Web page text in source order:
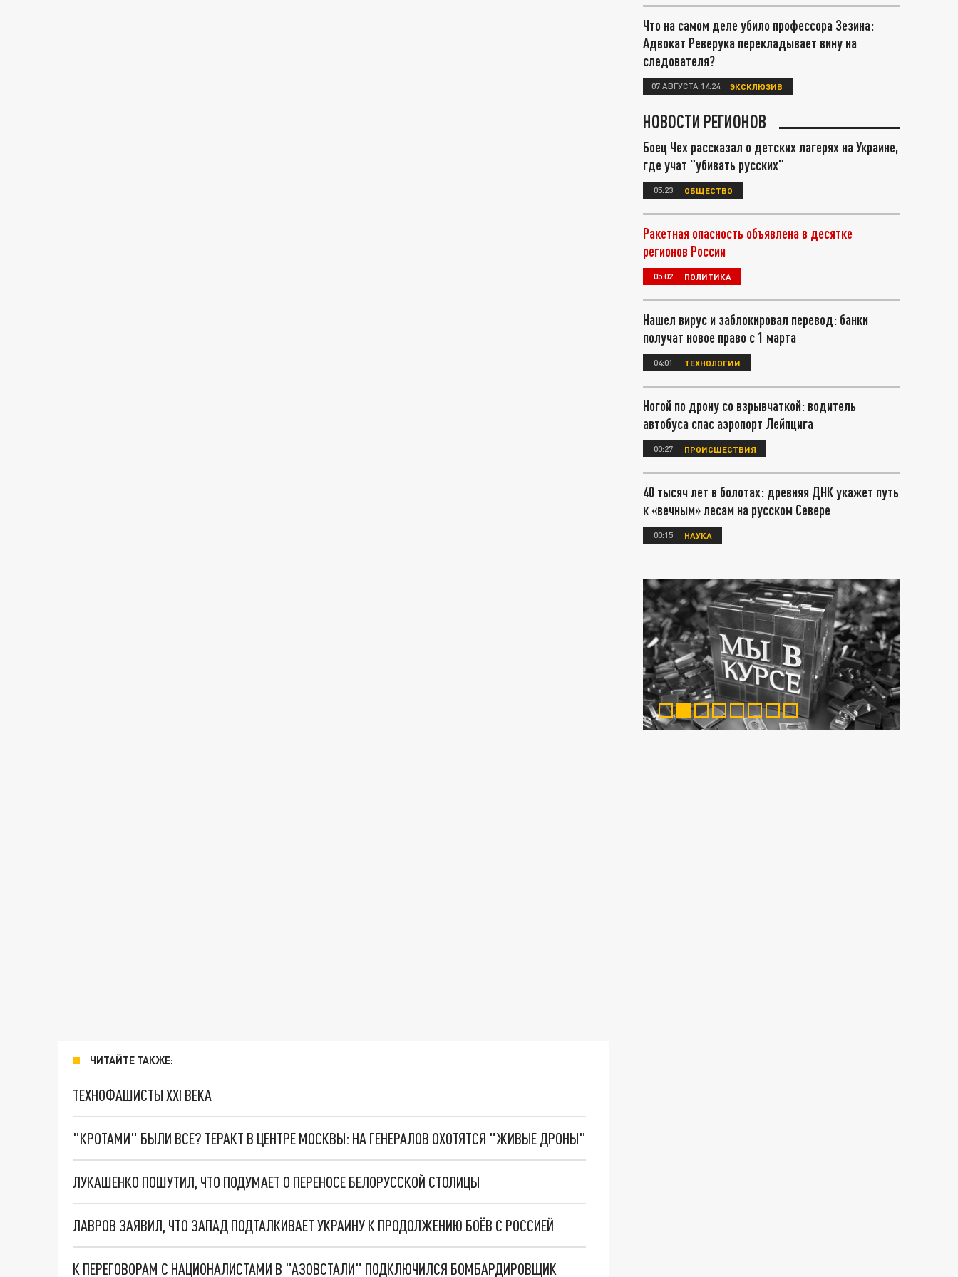
ЧИТАЙТЕ ТАКЖЕ:
ТЕХНОФАШИСТЫ XXI ВЕКА
"КРОТАМИ" БЫЛИ ВСЕ? ТЕРАКТ В ЦЕНТРЕ МОСКВЫ: НА ГЕНЕРАЛОВ ОХОТЯТСЯ "ЖИВЫЕ ДРОНЫ"
ЛУКАШЕНКО ПОШУТИЛ, ЧТО ПОДУМАЕТ О ПЕРЕНОСЕ БЕЛОРУССКОЙ СТОЛИЦЫ
ЛАВРОВ ЗАЯВИЛ, ЧТО ЗАПАД ПОДТАЛКИВАЕТ УКРАИНУ К ПРОДОЛЖЕНИЮ БОЁВ С РОССИЕЙ
К ПЕРЕГОВОРАМ С НАЦИОНАЛИСТАМИ В "АЗОВСТАЛИ" ПОДКЛЮЧИЛСЯ БОМБАРДИРОВЩИК
Что на самом деле убило профессора Зезина:
Адвокат Реверука перекладывает вину на
следователя?
07 АВГУСТА 14:24 ЭКСКЛЮЗИВ
НОВОСТИ РЕГИОНОВ
Боец Чех рассказал о детских лагерях на Украине,
где учат "убивать русских"
05:23 ОБЩЕСТВО
Ракетная опасность объявлена в десятке
регионов России
05:02 ПОЛИТИКА
Нашел вирус и заблокировал перевод: банки
получат новое право с 1 марта
04:01 ТЕХНОЛОГИИ
Ногой по дрону со взрывчаткой: водитель
автобуса спас аэропорт Лейпцига
00:27 ПРОИСШЕСТВИЯ
40 тысяч лет в болотах: древняя ДНК укажет путь
к «вечным» лесам на русском Севере
00:15 НАУКА